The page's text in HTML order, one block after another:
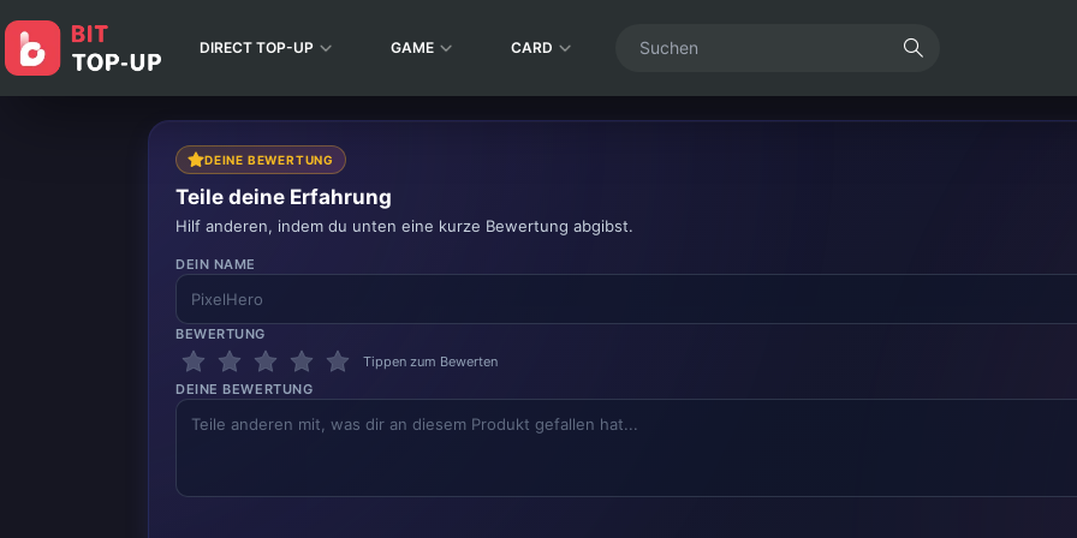
DIRECT TOP-UP GAME CARD
DEINE BEWERTUNG
Teile deine Erfahrung
Hilf anderen, indem du unten eine kurze Bewertung abgibst.
DEIN NAME
BEWERTUNG
Tippen zum Bewerten
DEINE BEWERTUNG